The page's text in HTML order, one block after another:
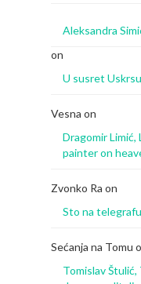
Aleksandra
on
U susret Uskrsu
Vesna on
Dragomir Limić,
painter on
Zvonko Ra on
Sto na
Sećanja na Tomu
Tomislav